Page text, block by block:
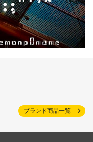
ブランド商品一覧